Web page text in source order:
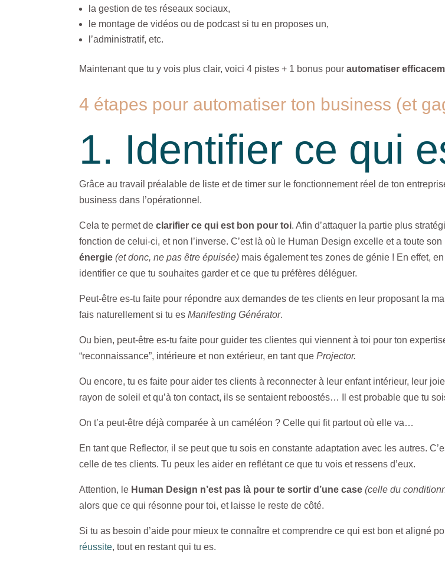
la gestion de tes réseaux sociaux,
le montage de vidéos ou de podcast si tu en proposes un,
l’administratif, etc.
Maintenant que tu y vois plus clair, voici 4 pistes + 1 bonus pourautomatiser
4 étapes pour automatiser ton business (et
1. Identifier ce qui
Grâce au travail préalable de liste et de timer sur le fonctionnement réel de ton
business dans l’opérationnel.
Cela te permet declarifier ce qui est bon pour toi. Afin d’attaquer la partie plus
fonction de celui-ci, et non l’inverse. C’est là où le Human Design excelle et a toute
énergie(et donc, ne pas être épuisée) mais également tes zones de génie ! En effet,
identifier ce que tu souhaites garder et ce que tu préfères déléguer.
Peut-être es-tu faite pour répondre aux demandes de tes clients en leur proposant la
fais naturellement si tu esManifesting Générator.
Ou bien, peut-être es-tu faite pour guider tes clientes qui viennent à toi pour ton
“reconnaissance”, intérieure et non extérieur, en tant queProjector.
Ou encore, tu es faite pour aider tes clients à reconnecter à leur enfant intérieur, leur
rayon de soleil et qu’à ton contact, ils se sentaient reboostés… Il est probable que tu
On t’a peut-être déjà comparée à un caméléon ? Celle qui fit partout où elle va…
En tant que Reflector, il se peut que tu sois en constante adaptation avec les autres.
celle de tes clients. Tu peux les aider en reflétant ce que tu vois et ressens d’eux.
Attention, le Human Design n’est pas là pour te sortir d’une case(celle du
alors que ce qui résonne pour toi, et laisse le reste de côté.
Si tu as besoin d’aide pour mieux te connaître et comprendre ce qui est bon et aligné
réussite, tout en restant qui tu es.